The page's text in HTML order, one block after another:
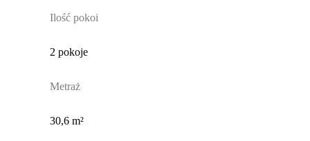
Ilość pokoi
2 pokoje
Metraż
30,6 m²